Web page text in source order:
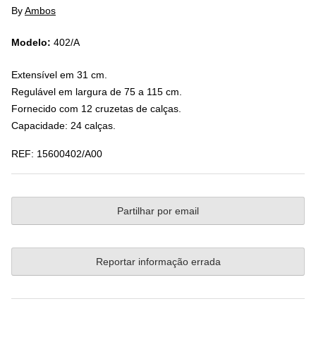
ByAmbos
Modelo: 402/A
Extensível em 31 cm.
Regulável em largura de 75 a 115 cm.
Fornecido com 12 cruzetas de calças.
Capacidade: 24 calças.
REF: 15600402/A00
Partilhar por email
Reportar informação errada